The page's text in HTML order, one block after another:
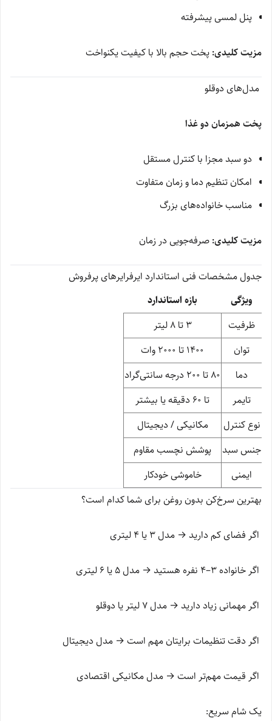
پنل لمسی پیشرفته
مزیت کلیدی: پخت حجم بالا با کیفیت یکنواخت
مدل‌های دوقلو
پخت همزمان دو غذا
دو سبد مجزا با کنترل مستقل
امکان تنظیم دما و زمان متفاوت
مناسب خانواده‌های بزرگ
مزیت کلیدی: صرفه‌جویی در زمان
جدول مشخصات فنی استاندارد ایرفرایرهای پرفروش
ویژگی
بازه استاندارد
ظرفیت
3 تا 8 لیتر
توان
1400 تا 2000 وات
دما
80 تا 200 درجه سانتی‌گراد
تایمر
تا 60 دقیقه یا بیشتر
نوع کنترل
مکانیکی / دیجیتال
جنس سبد
پوشش نچسب مقاوم
ایمنی
خاموشی خودکار
بهترین سرخ‌کن بدون روغن برای شما کدام است؟
اگر فضای کم دارید → مدل 3 یا 4 لیتری
اگر خانواده 3–4 نفره هستید → مدل 5 یا 6 لیتری
اگر مهمانی زیاد دارید → مدل 7 لیتر یا دوقلو
اگر دقت تنظیمات برایتان مهم است → مدل دیجیتال
اگر قیمت مهم‌تر است → مدل مکانیکی اقتصادی
یک شام سریع: